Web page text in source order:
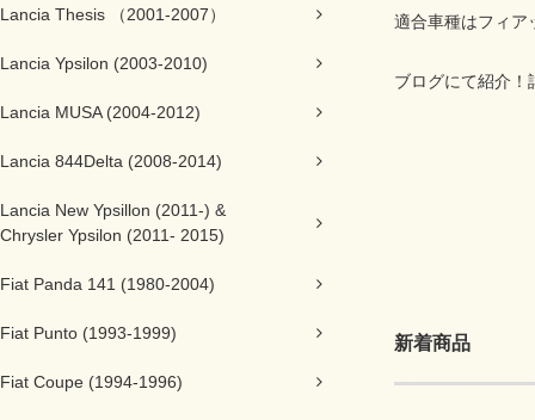
Lancia Thesis （2001-2007）
Lancia Ypsilon (2003-2010)
Lancia MUSA (2004-2012)
Lancia 844Delta (2008-2014)
Lancia New Ypsillon (2011-) &
Chrysler Ypsilon (2011- 2015)
Fiat Panda 141 (1980-2004)
Fiat Punto (1993-1999)
Fiat Coupe (1994-1996)
適合車種はフィア
ブログにて紹介
新着商品